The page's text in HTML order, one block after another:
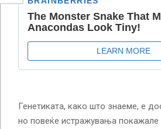
Генетиката, како што знаеме, е
но повеќе истражувања покажале